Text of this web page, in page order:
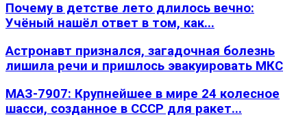
Почему в детстве лето длилось вечно:
Учёный нашёл ответ в том, как...
Астронавт признался, загадочная болезнь
лишила речи и пришлось эвакуировать МКС
МАЗ-7907: Крупнейшее в мире 24 колесное
шасси, созданное в СССР для ракет...